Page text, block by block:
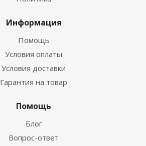
Информация
Помощь
Условия оплаты
Условия доставки
Гарантия на товар
Помощь
Блог
Вопрос-ответ